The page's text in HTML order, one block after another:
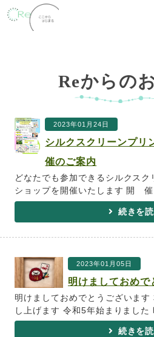
就労継続支
Reでできること
事業所概要
お問い合わせ
Reからの
2023年01月24日
シルクスクリーンプリ
催のご案内
どなたでも参加できるシルクスク
ショップを開催いたします 開
続きを
2023年01月05日
明けましておめで
明けましておめでとうございま
し上げます 令和5年始まりました
続きを